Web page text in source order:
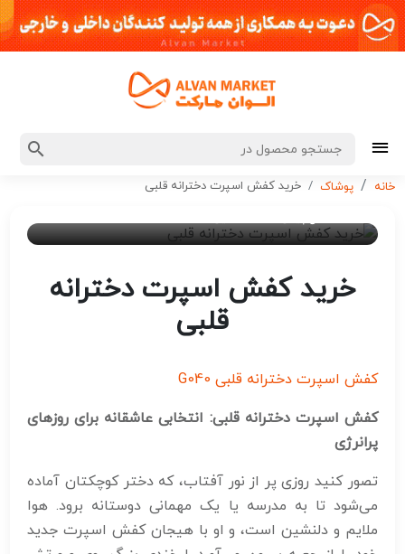
خانه پوشاک
خرید کفش اسپرت دخترانه قلبی
خرید کفش اسپرت دخترانه
قلبی
کفش اسپرت دخترانه قلبی G040
کفش اسپرت دخترانه قلبی: انتخابی عاشقانه برای روزهای
پرانرژی
تصور کنید روزی پر از نور آفتاب، که دختر کوچکتان آماده
می‌شود تا به مدرسه یا یک مهمانی دوستانه برود. هوا
ملایم و دلنشین است، و او با هیجان کفش اسپرت جدید